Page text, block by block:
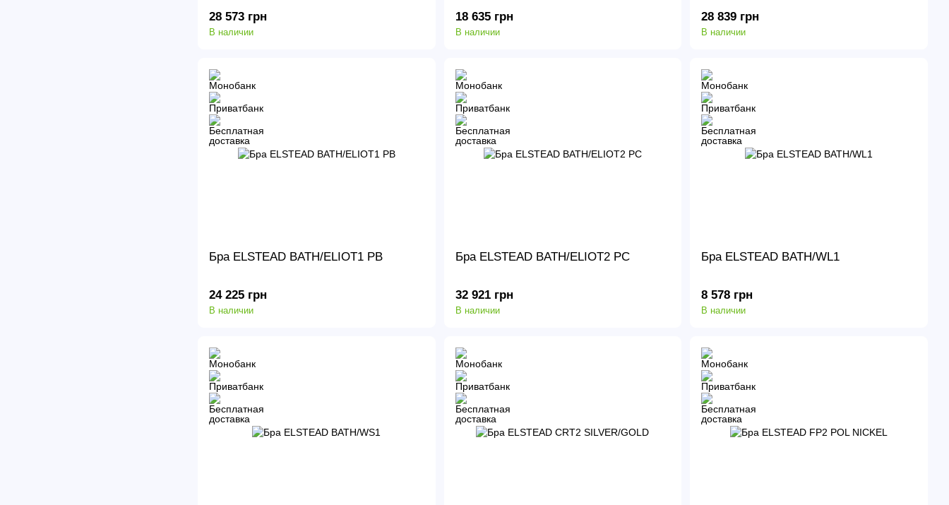
28 573 грн
В наличии
18 635 грн
В наличии
28 839 грн
В наличии
Бра ELSTEAD BATH/ELIOT1 PB
24 225 грн
В наличии
Бра ELSTEAD BATH/ELIOT2 PC
32 921 грн
В наличии
Бра ELSTEAD BATH/WL1
8 578 грн
В наличии